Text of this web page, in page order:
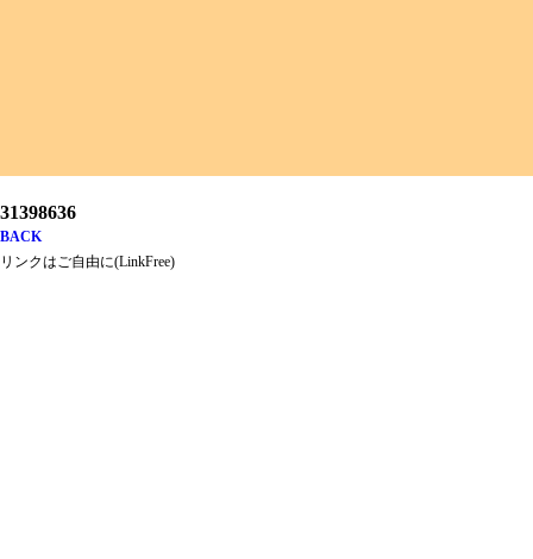
31398636
BACK
リンクはご自由に(LinkFree)